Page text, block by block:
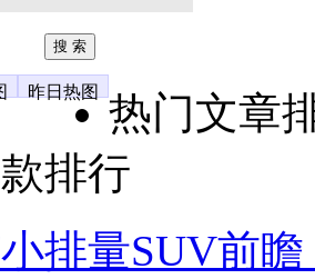
昨日热图
热门文章
排行
排量SUV前